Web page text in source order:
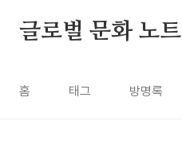
글로벌 문화 노트
홈 태그 방명록